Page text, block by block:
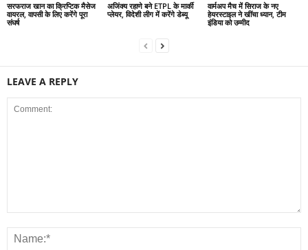
सरफराज खान का क्रिप्टिक मैसेज
वायरल, वापसी के लिए करेंगे पूरा
संघर्ष
अजिंक्य रहाणे बने ETPL के मार्की
प्लेयर, विदेशी लीग में करेंगे डेब्यू
वार्मअप मैच में सिराज के नए
हेयरस्टाइल ने खींचा ध्यान, टीम
इंडिया को उम्मीद
LEAVE A REPLY